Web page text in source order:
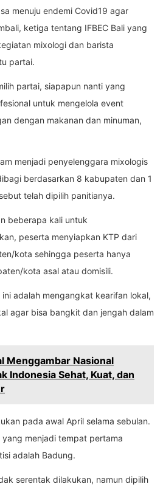
menuju endemi Covid19 agar
ketiga tentang IFBEC Bali yang
mixologi dan barista
partai.
partai, siapapun nanti yang
untuk mengelola event
dengan makanan dan minuman,
menjadi penyelenggara mixologis
berdasarkan 8 kabupaten dan 1
telah dipilih panitianya.
beberapa kali untuk
peserta menyiapkan KTP dari
kota sehingga peserta hanya
kota asal atau domisili.
adalah mengangkat kearifan lokal,
agar bisa bangkit dan jengah dalam
Menggambar Nasional
Indonesia Sehat, Kuat, dan
pada awal April selama sebulan.
menjadi tempat pertama
adalah Badung.
serentak dilakukan, namun dipilih